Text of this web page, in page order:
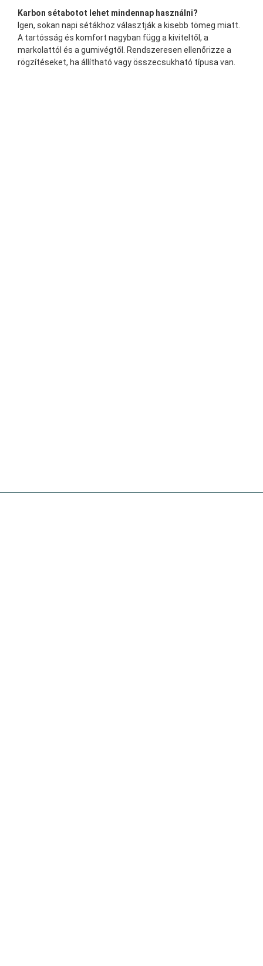
Karbon sétabotot lehet mindennap használni?
Igen, sokan napi sétákhoz választják a kisebb tömeg miatt.
A tartósság és komfort nagyban függ a kiviteltől, a
markolattól és a gumivégtől. Rendszeresen ellenőrizze a
rögzítéseket, ha állítható vagy összecsukható típusa van.